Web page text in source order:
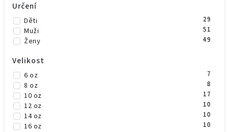
Určení
Děti 29
Muži 51
Ženy 49
Velikost
6 oz 7
8 oz 8
10 oz 17
12 oz 10
14 oz 10
16 oz 10